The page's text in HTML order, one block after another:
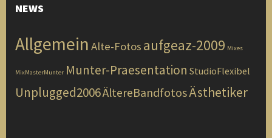
NEWS
Allgemein Alte-Fotos aufgeaz-2009 Mixes
MixMasterMunter Munter-Praesentation StudioFlexibel
Unplugged2006ÄltereBandfotosÄsthetiker